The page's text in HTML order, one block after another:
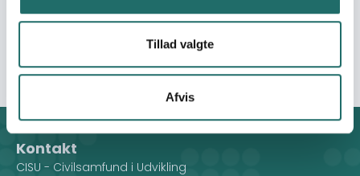
Tillad valgte
Afvis
workshops and stakeholders’ forum. There will be 494
Kontakt
CISU - Civilsamfund i Udvikling